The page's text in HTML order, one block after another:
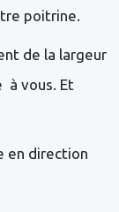
poitrine.
de la largeur
à vous. Et
en direction